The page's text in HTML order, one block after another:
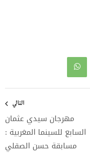
التالي
مهرجان سيدي عثمان
السابع للسينما المغربية :
مسابقة حسن الصقلي